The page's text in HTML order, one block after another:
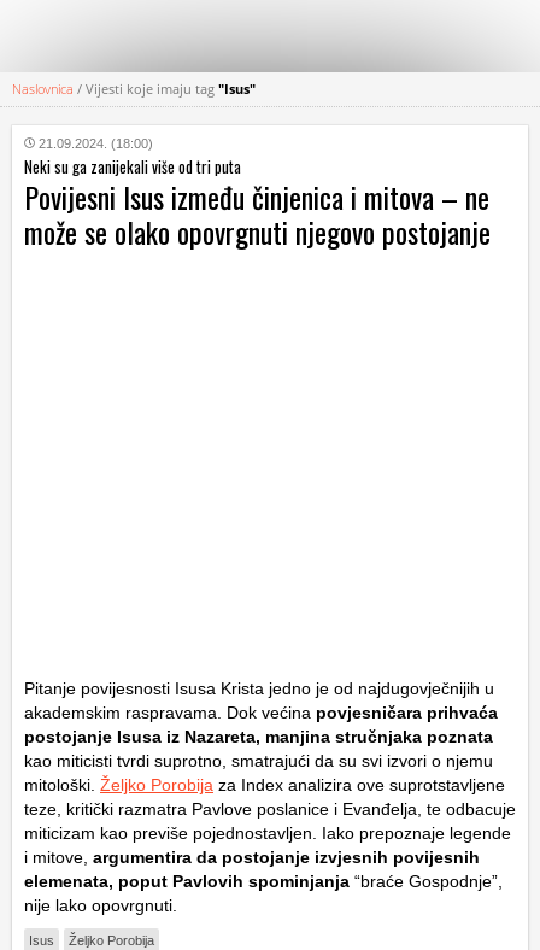
KATEGORIJE
HRVATSKI
WEB
Naslovnica / Vijesti koje imaju tag "Isus"
21.09.2024. (18:00)
Neki su ga zanijekali više od tri puta
Povijesni Isus između činjenica i mitova – ne
može se olako opovrgnuti njegovo postojanje
Pitanje povijesnosti Isusa Krista jedno je od najdugovječnijih u
akademskim raspravama. Dok većina povjesničara prihvaća
postojanje Isusa iz Nazareta, manjina stručnjaka poznata
kao miticisti tvrdi suprotno, smatrajući da su svi izvori o njemu
mitološki. Željko Porobija za Index analizira ove suprotstavljene
teze, kritički razmatra Pavlove poslanice i Evanđelja, te odbacuje
miticizam kao previše pojednostavljen. Iako prepoznaje legende
i mitove, argumentira da postojanje izvjesnih povijesnih
elemenata, poput Pavlovih spominjanja “braće Gospodnje”,
nije lako opovrgnuti.
Isus Željko Porobija